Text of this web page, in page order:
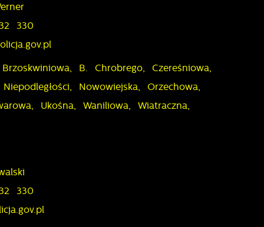
330
B. Chrobrego, Czereśniowa,
Nowowiejska, Orzechowa,
Ukośna, Waniliowa, Wiatraczna,
330